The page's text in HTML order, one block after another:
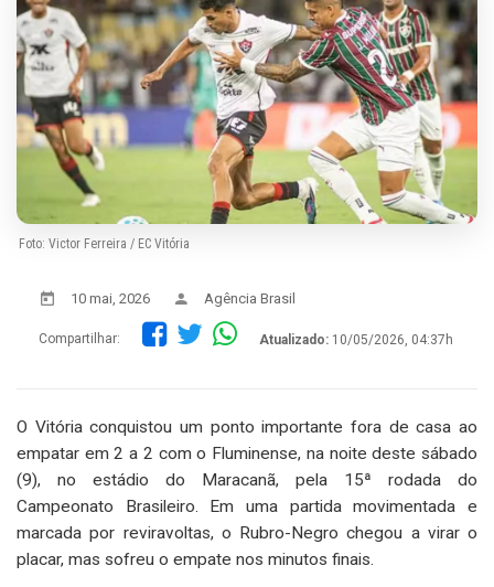
Foto: Victor Ferreira / EC Vitória
10 mai, 2026 Agência Brasil
Compartilhar: Atualizado: 10/05/2026, 04:37h
O Vitória conquistou um ponto importante fora de casa ao
empatar em 2 a 2 com o Fluminense, na noite deste sábado
(9), no estádio do Maracanã, pela 15ª rodada do
Campeonato Brasileiro. Em uma partida movimentada e
marcada por reviravoltas, o Rubro-Negro chegou a virar o
placar, mas sofreu o empate nos minutos finais.